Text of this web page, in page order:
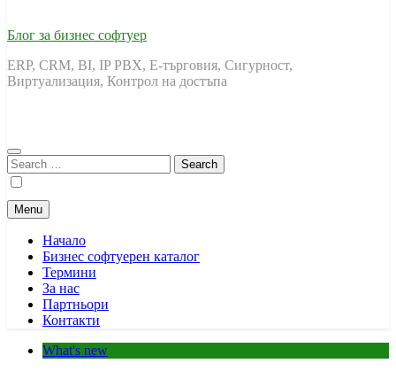
Блог за бизнес софтуер
ERP, CRM, BI, IP PBX, Е-търговия, Сигурност,
Виртуализация, Контрол на достъпа
Search
for:
Menu
Начало
Бизнес софтуерен каталог
Термини
За нас
Партньори
Контакти
What's new